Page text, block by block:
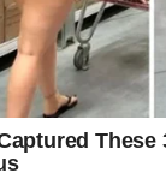
snage
ukazuje na
važni za finansije